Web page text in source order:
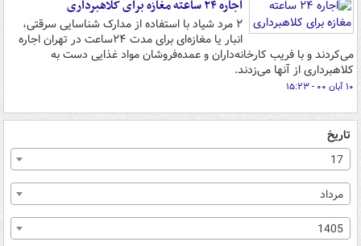
اجاره ۲۴ ساعته مغازه ‌برای کلاهبرداری
۲ مرد شیاد با استفاده از مدارک شناسایی سرقتی،
انبار یا مغازه‌ای برای مدت ۲۴ساعت در تهران اجاره
می‌کردند و با فریب کارخانه‌داران و عمده‌فروشان مواد غذایی دست به
کلاهبرداری از آنها می‌زدند.
۱۰ آبان ۰۰ - ۱۵:۲۳
تاریخ
17
مرداد
1405